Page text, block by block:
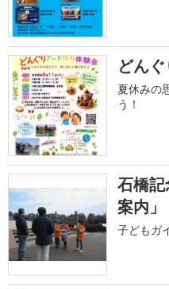
どん
夏休みの
う！
石橋
案内」
子どもガ